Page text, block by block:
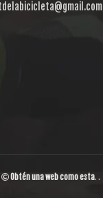
Obtén una web como esta. .